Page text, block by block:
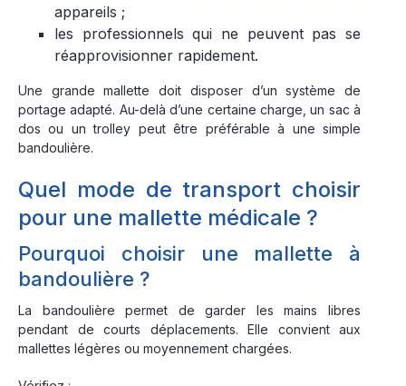
appareils ;
les professionnels qui ne peuvent pas se
réapprovisionner rapidement.
Une grande mallette doit disposer d’un système de
portage adapté. Au-delà d’une certaine charge, un sac à
dos ou un trolley peut être préférable à une simple
bandoulière.
Quel mode de transport choisir
pour une mallette médicale ?
Pourquoi choisir une mallette à
bandoulière ?
La bandoulière permet de garder les mains libres
pendant de courts déplacements. Elle convient aux
mallettes légères ou moyennement chargées.